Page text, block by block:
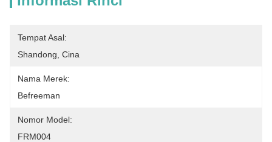
Tempat Asal:
Shandong, Cina
Nama Merek:
Befreeman
Nomor Model:
FRM004